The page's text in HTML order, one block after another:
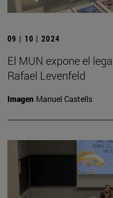
09 | 10 | 2024
El MUN expone el
Rafael Levenfeld
Imagen Manuel Castells